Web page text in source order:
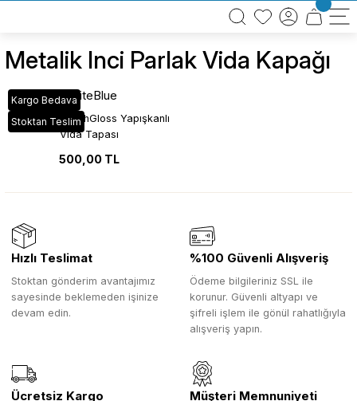
BÜTÜN ALIŞVERİŞLERİNİZDE KARGO BEDAVA!
TÜRKİYE GENELİNDE 10.000 MÜŞTERİ REFERANSI
Metalik Inci Parlak Vida Kapağı
Kargo Bedava
Stoktan Teslim
WhiteBlue
Metalik İnci HighGloss Yapışkanlı
Vida Tapası
500,00 TL
Hızlı Teslimat
Stoktan gönderim avantajımız
sayesinde beklemeden işinize
devam edin.
%100 Güvenli Alışveriş
Ödeme bilgileriniz SSL ile
korunur. Güvenli altyapı ve
şifreli işlem ile gönül rahatlığıyla
alışveriş yapın.
Ücretsiz Kargo Müşteri Memnuniyeti